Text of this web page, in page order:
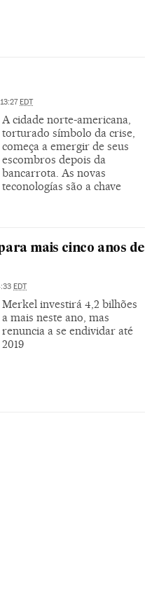
EDT
A cidade norte-americana,
torturado símbolo da crise,
começa a emergir de seus
escombros depois da
bancarrota. As novas
teconologías são a chave
mais cinco anos de
EDT
Merkel investirá 4,2 bilhões
a mais neste ano, mas
renuncia a se endividar até
2019